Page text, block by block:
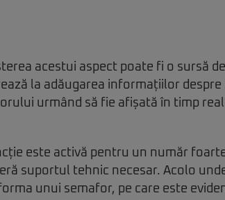
acestui aspect poate fi o sursă
la adăugarea informațiilor
urmând să fie afișată în timp
este activă pentru un număr
suportul tehnic necesar. Acolo
unui semafor, pe care este